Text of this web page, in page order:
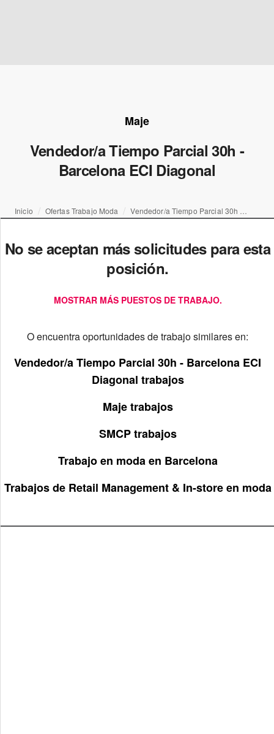
Maje
Vendedor/a Tiempo Parcial 30h -
Barcelona ECI Diagonal
Inicio Ofertas Trabajo Moda
No se aceptan más solicitudes para esta
posición.
MOSTRAR MÁS PUESTOS DE TRABAJO.
O encuentra oportunidades de trabajo similares en:
Vendedor/a Tiempo Parcial 30h - Barcelona ECI
Diagonal trabajos
Maje trabajos
SMCP trabajos
Trabajo en moda en Barcelona
Trabajos de Retail Management & In-store en moda